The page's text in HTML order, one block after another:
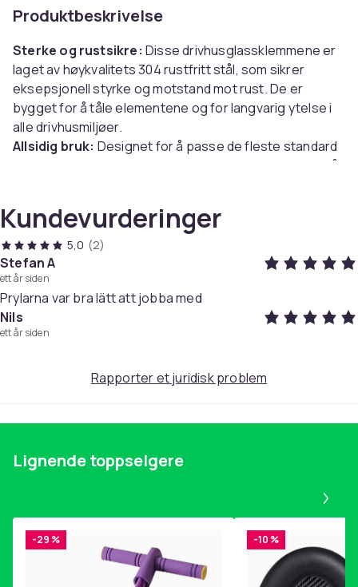
Produktbeskrivelse
Sterke og rustsikre: Disse drivhusglassklemmene er
laget av høykvalitets 304 rustfritt stål, som sikrer
eksepsjonell styrke og motstand mot rust. De er
bygget for å tåle elementene og for langvarig ytelse i
alle drivhusmiljøer.
Allsidig bruk: Designet for å passe de fleste standard
drivhusspesifikasjoner, er disse klemmene egnet for å
drivhusglasset ditt hele året.
Trygt og stabilt:
utformingen av klemmene gir et sikkert og stabilt grep
på glasspanelene, og forhindrer glidning eller
bevegelse. Dette sikrer drivhusstrukturen din, selv
under vindfulle forhold.
Pakken inkluderer:
50 x klemmer
92
Artikkel nr.
79900fc8-f39d-45ee-9ccf-dddfe0cc4809
Kundevurderinger
5,0 (2)
Stefan A
ett år siden
Prylarna var bra lätt att jobba med
Nils
ett år siden
Rapporter et juridisk problem
Lignende toppselgere
-29 % -10 %